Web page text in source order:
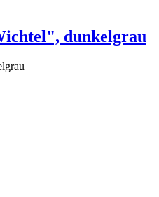
dunkelgrau